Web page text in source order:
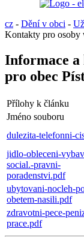
cz - Dění v obci -
Kontakty pro osoby
Informace a
pro obec
Přílohy k článku
Jméno souboru
dulezita-telefonni-
jidlo-obleceni-
social.-pravni-
poradenstvi.pdf
ubytovani-nocleh-
obetem-nasili.pdf
zdravotni-pece-
prace.pdf